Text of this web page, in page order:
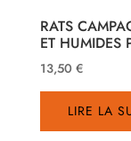
RATS
ET HUMIDES
13,50 €
LIRE LA